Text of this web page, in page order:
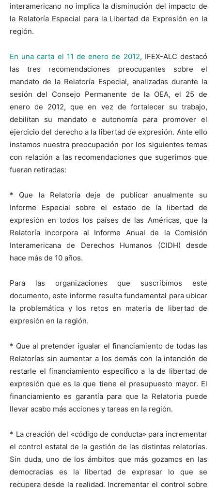
interamericano no implica la disminución del impacto de
la Relatoría Especial para la Libertad de Expresión en la
región.
En una carta el 11 de enero de 2012, IFEX-ALC destacó
las tres recomendaciones preocupantes sobre el
mandato de la Relatoría Especial, analizadas durante la
sesión del Consejo Permanente de la OEA, el 25 de
enero de 2012, que en vez de fortalecer su trabajo,
debilitan su mandato e autonomía para promover el
ejercicio del derecho a la libertad de expresión. Ante ello
instamos nuestra preocupación por los siguientes temas
con relación a las recomendaciones que sugerimos que
fueran retiradas:
* Que la Relatoría deje de publicar anualmente su
Informe Especial sobre el estado de la libertad de
expresión en todos los países de las Américas, que la
Relatoría incorpora al Informe Anual de la Comisión
Interamericana de Derechos Humanos (CIDH) desde
hace más de 10 años.
Para las organizaciones que suscribímos este
documento, este informe resulta fundamental para ubicar
la problemática y los retos en materia de libertad de
expresión en la región.
* Que al pretender igualar el financiamiento de todas las
Relatorías sin aumentar a los demás con la intención de
restarle el financiamiento específico a la de libertad de
expresión que es la que tiene el presupuesto mayor. El
financiamiento es garantía para que la Relatoria puede
llevar acabo más acciones y tareas en la región.
* La creación del «código de conducta» para incrementar
el control estatal de la gestión de las distintas relatorías.
Sin duda, uno de los ámbitos que más gozamos en las
democracias es la libertad de expresar lo que se
recupera desde la realidad. Incrementar el control sobre